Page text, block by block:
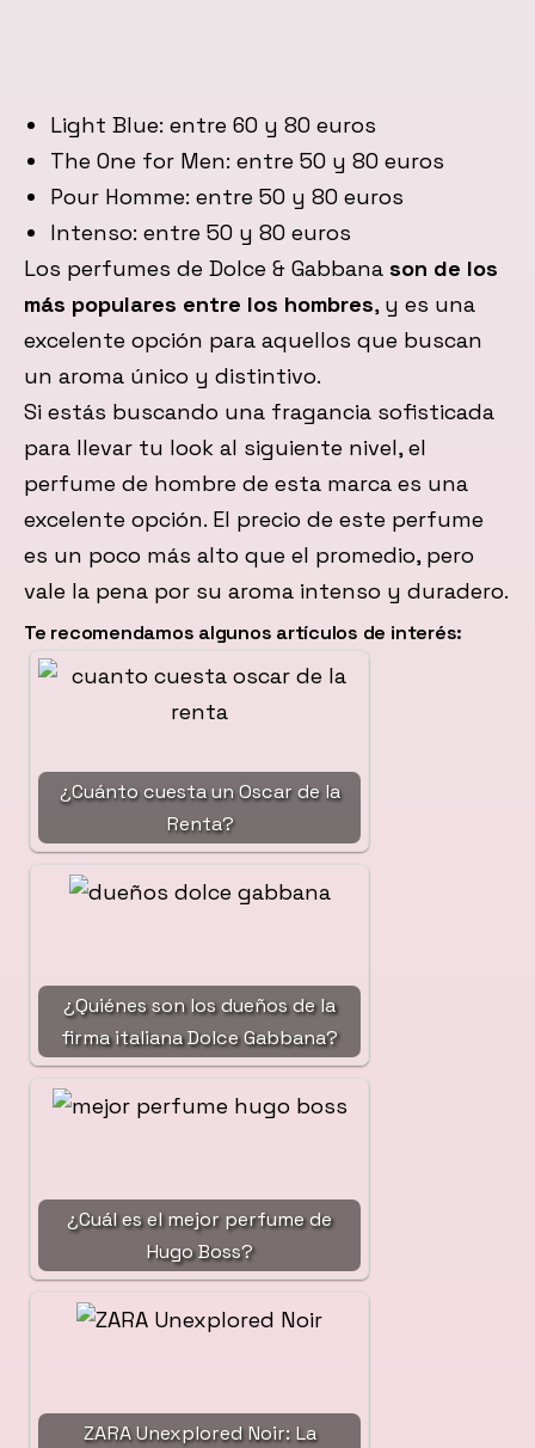
Light Blue: entre 60 y 80 euros
The One for Men: entre 50 y 80 euros
Pour Homme: entre 50 y 80 euros
Intenso: entre 50 y 80 euros
Los perfumes de Dolce & Gabbana son de los
más populares entre los hombres, y es una
excelente opción para aquellos que buscan
un aroma único y distintivo.
Si estás buscando una fragancia sofisticada
para llevar tu look al siguiente nivel, el
perfume de hombre de esta marca es una
excelente opción. El precio de este perfume
es un poco más alto que el promedio, pero
vale la pena por su aroma intenso y duradero.
Te recomendamos algunos artículos de interés:
¿Cuánto cuesta un Oscar de la
Renta?
¿Quiénes son los dueños de la
firma italiana Dolce Gabbana?
¿Cuál es el mejor perfume de
Hugo Boss?
ZARA Unexplored Noir: La